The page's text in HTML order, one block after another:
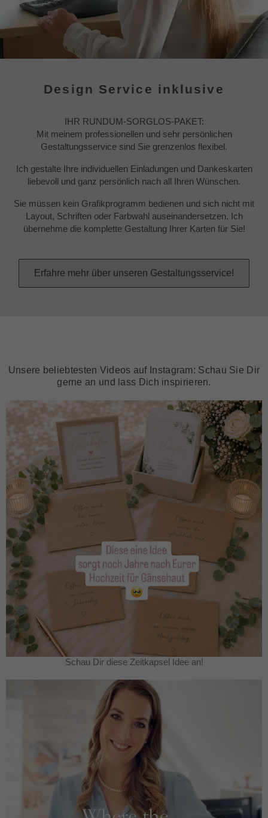
Design Service inklusive
IHR RUNDUM-SORGLOS-PAKET:
Mit meinem professionellen und sehr persönlichen
Gestaltungsservice sind Sie grenzenlos flexibel.
Ich gestalte Ihre individuellen Einladungen und Dankeskarten
liebevoll und ganz persönlich nach all Ihren Wünschen.
Sie müssen kein Grafikprogramm bedienen und sich nicht mit
Layout, Schriften oder Farbwahl auseinandersetzen. Ich
übernehme die komplette Gestaltung Ihrer Karten für Sie!
Erfahre mehr über unseren Gestaltungsservice!
Unsere beliebtesten Videos auf Instagram: Schau Sie Dir
gerne an und lass Dich inspirieren.
Schau Dir diese Zeitkapsel Idee an!